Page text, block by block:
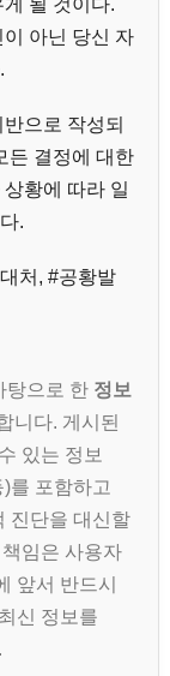
아닌 당신 자
으로 작성되
든 결정에 대한
황에 따라 일
.
처, #공황발
탕으로 한 정보
니다. 게시된
있는 정보
를 포함하고
진단을 대신할
임은 사용자
앞서 반드시
신 정보를